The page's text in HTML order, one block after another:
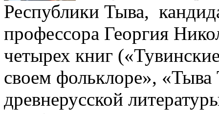
Республики Тыва,
профессора Георгия
четырех книг
своем фольклоре»,
древнерусской